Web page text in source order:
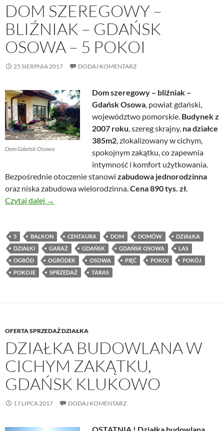
DOM SZEREGOWY –
BLIŹNIAK – GDAŃSK
OSOWA – 5 POKOI
25 SIERPNIA 2017 DODAJ KOMENTARZ
Dom Gdańsk Osowa
Dom szeregowy – bliźniak –
Gdańsk Osowa, powiat gdański,
województwo pomorskie. Budynek z
2007 roku, szereg skrajny, na działce
385m2, zlokalizowany w cichym,
spokojnym zakątku, co zapewnia
intymność i komfort użytkowania.
Bezpośrednie otoczenie stanowi zabudowa jednorodzinna
oraz niska zabudowa wielorodzinna.Cena 890 tys. zł.
Czytaj dalej Dom szeregowy – bliźniak – Gdańsk Osowa – 5
→
5 BALKON CENTAURA DOM DOMÓW
DZIAŁKA
DZIAŁKI
GARAŻ GDAŃSK GDAŃSK OSOWA
LAS
OGRÓD
OGRÓDEK OSOWA PIĘĆ POKOI
POKÓJ
POKOJE
SPRZEDAŻ TARAS
OFERTA SPRZEDAŻ DZIAŁKA
DZIAŁKA BUDOWLANA W
CICHYM ZAKĄTKU,
GDAŃSK KLUKOWO
17 LIPCA 2017 DODAJ KOMENTARZ